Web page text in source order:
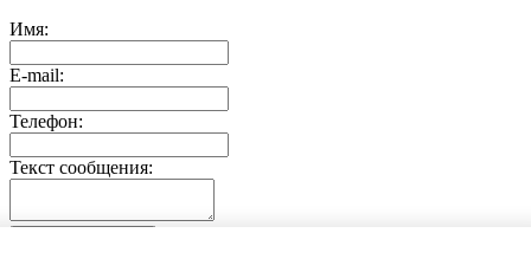
Имя:
E-mail:
Телефон:
Текст сообщения: